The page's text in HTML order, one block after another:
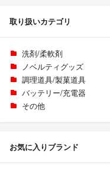
取り扱いカテゴリ
洗剤/柔軟剤
ノベルティグッズ
調理道具/製菓道具
バッテリー/充電器
その他
お気に入りブランド